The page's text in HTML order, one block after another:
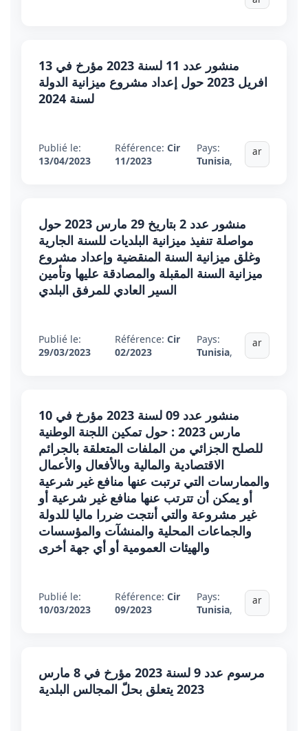
منشور عدد 11 لسنة 2023 مؤرخ في 13
افريل 2023 حول إعداد مشروع ميزانية الدولة
لسنة 2024
Publié le:
13/04/2023
Référence: Cir
11/2023
Pays:
Tunisia,
ar
منشور عدد 2 بتاريخ 29 مارس 2023 حول
مواصلة تنفيذ ميزانية البلديات للسنة الجارية
وغلق ميزانية السنة المنقضية وإعداد مشروع
ميزانية السنة المقبلة والمصادقة عليها وتأمين
السير العادي للمرفق البلدي
Publié le:
29/03/2023
Référence: Cir
02/2023
Pays:
Tunisia,
ar
منشور عدد 09 لسنة 2023 مؤرخ في 10
مارس 2023 : حول تمكين اللجنة الوطنية
للصلح الجزائي من الملفات المتعلقة بالجرائم
الاقتصادية والمالية وبالأفعال والأعمال
والممارسات التي ترتبت عنها منافع غير شرعية
أو يمكن أن تترتب عنها منافع غير شرعية أو
غير مشروعة والتي أنتجت ضررا ماليا للدولة
والجماعات المحلية والمنشآت والمؤسسات
والهيئات العمومية أو أي جهة أخرى
Publié le:
10/03/2023
Référence: Cir
09/2023
Pays:
Tunisia,
ar
مرسوم عدد 9 لسنة 2023 مؤرخ في 8 مارس
2023 يتعلق بحلّ المجالس البلدية